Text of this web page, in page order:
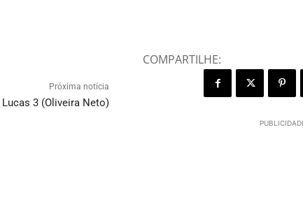
Próxima notícia
3 (Oliveira Neto)
COMPARTILHE: